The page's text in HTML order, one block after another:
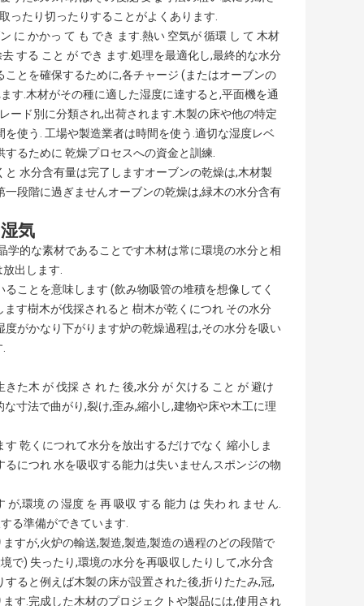
ったり切ったりすることがよくあります.
に かかっ て も でき ます.熱い 空気が 循環 し て 木材
する こと が でき ます.処理を最適化し,最終的な水分
とを確保するために,各チャージ (またはオーブンの
す.木材がその種に適した湿度に達すると,平面機を通
ード別に分類され,出荷されます.木製の床や他の特定
使う. 工場や製造業者は時間を使う.適切な湿度レベ
るために 乾燥プロセスへの資金と訓練.
水分含有量は完了しますオーブンの乾燥は,木材製
段階に過ぎませんオーブンの乾燥は,緑木の水分含有
気
的な素材であることです木材は常に環境の水分と相
出します.
ことを意味します (飲み物吸管の堆積を想像してく
す樹木が伐採されると 樹木が乾くにつれ その水分
がかなり下がります炉の乾燥過程は,その水分を吸い
た木 が 伐採 さ れ た 後,水分 が 欠ける こと が 避け
寸法で曲がり,裂け,歪み,縮小し,建物や床や木工に理
乾くにつれて水分を放出するだけでなく 縮小しま
につれ 水を吸収する能力は失いませんスポンジの物
,環境 の 湿度 を 再 吸収 する 能力 は 失わ れ ませ ん.
る準備ができています.
すが,火炉の輸送,製造,製造,製造の過程のどの段階で
で) 失ったり,環境の水分を再吸収したりして,水分含
ると例えば木製の床が設置された後,折りたたみ,冠,
す.完成した木材のプロジェクトや製品には,使用され